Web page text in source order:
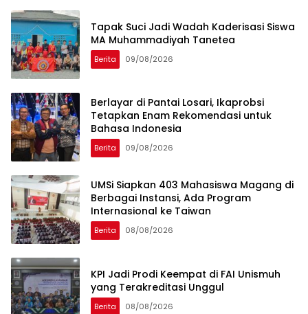
Tapak Suci Jadi Wadah Kaderisasi Siswa
MA Muhammadiyah Tanetea
Berita 09/08/2026
Berlayar di Pantai Losari, Ikaprobsi
Tetapkan Enam Rekomendasi untuk
Bahasa Indonesia
Berita 09/08/2026
UMSi Siapkan 403 Mahasiswa Magang di
Berbagai Instansi, Ada Program
Internasional ke Taiwan
Berita 08/08/2026
KPI Jadi Prodi Keempat di FAI Unismuh
yang Terakreditasi Unggul
Berita 08/08/2026